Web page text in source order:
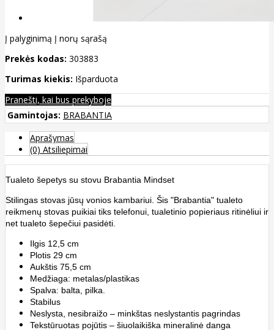
Į palyginimą Į norų sąrašą
Prekės kodas: 303883
Turimas kiekis: Išparduota
Pranešti, kai bus prekyboje
Gamintojas: BRABANTIA
Aprašymas
(0) Atsiliepimai
Tualeto šepetys su stovu Brabantia Mindset
Stilingas stovas jūsų vonios kambariui. Šis "Brabantia" tualeto
reikmenų stovas puikiai tiks telefonui, tualetinio popieriaus ritinėliui ir
net tualeto šepečiui pasidėti.
Ilgis 12,5 cm
Plotis 29 cm
Aukštis 75,5 cm
Medžiaga: metalas/plastikas
Spalva: balta, pilka.
Stabilus
Neslysta, nesibraižo – minkštas neslystantis pagrindas
Tekstūruotas pojūtis – šiuolaikiška mineralinė danga